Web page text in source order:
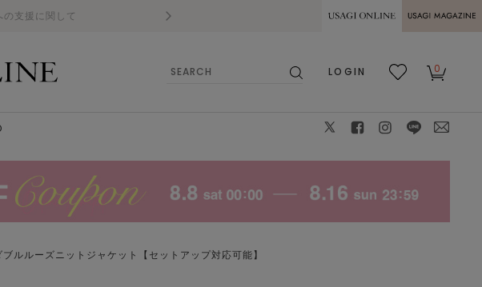
支援に関して 熊本県熊本地方を震源とする地震の影響に
MAGAZINE
LOGIN
0
ルルーズニットジャケット【セットアップ対応可能】